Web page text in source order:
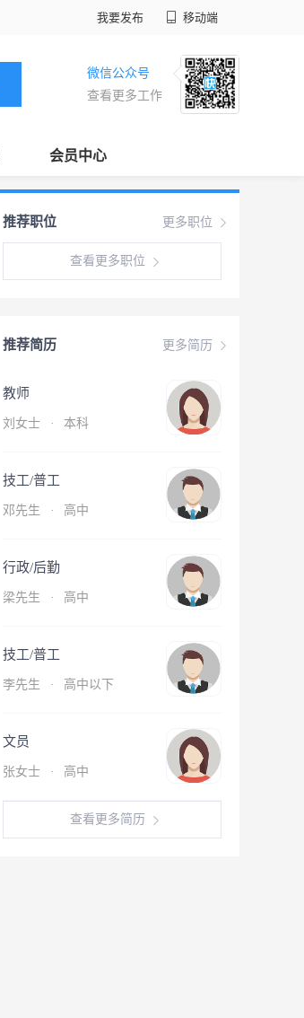
我要发布 移动端
微信公众号
查看更多工作
会员中心
更多职位
推荐职位
查看更多职位
更多简历
推荐简历
教师
刘女士 · 本科
技工/普工
邓先生 · 高中
行政/后勤
梁先生 · 高中
技工/普工
李先生 · 高中以下
文员
张女士 · 高中
查看更多简历